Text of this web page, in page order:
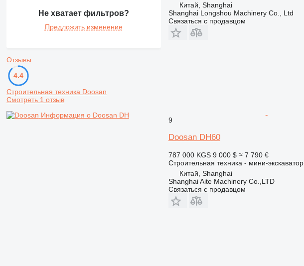
Не хватает фильтров?
Предложить изменение
Отзывы
4.4
Строительная техника Doosan
Смотреть 1 отзыв
Информация о Doosan DH
Китай, Shanghai
Shanghai Longshou Machinery Co., Ltd
Связаться с продавцом
9
Doosan DH60
787 000 KGS 9 000 $ ≈ 7 790 €
Строительная техника - мини-экскаватор
Китай, Shanghai
Shanghai Aite Machinery Co.,LTD
Связаться с продавцом